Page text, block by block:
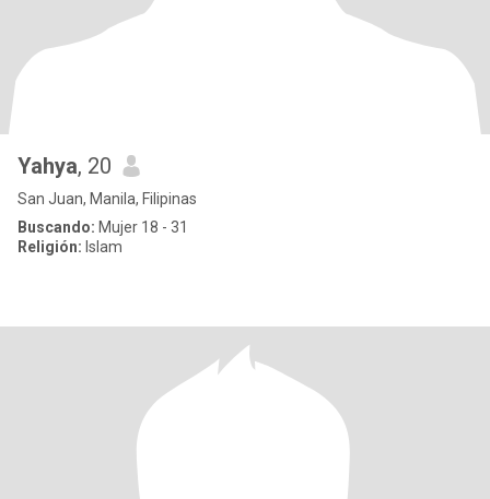
Yahya, 20
San Juan, Manila, Filipinas
Buscando: Mujer 18 - 31
Religión: Islam